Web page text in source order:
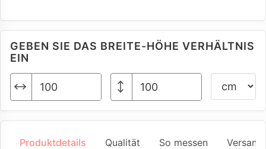
GEBEN SIE DAS BREITE-HÖHE VERHÄLTNIS
EIN
Produktdetails Qualität So messen